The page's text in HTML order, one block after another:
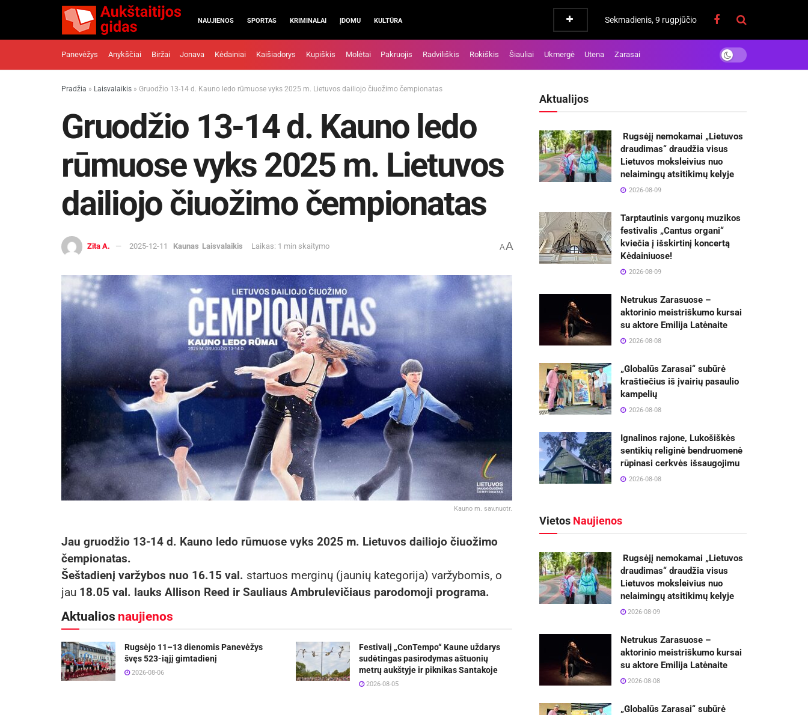
NAUJIENOS SPORTAS KRIMINALAI ĮDOMU KULTŪRA Sekmadienis, 9 rugpjūčio
Panevėžys Anykščiai Biržai Jonava Kėdainiai Kaišiadorys Kupiškis Molėtai Pakruojis Radviliškis Rokiškis Šiauliai Ukmergė Utena Zarasai
Pradžia » Laisvalaikis » Gruodžio 13-14 d. Kauno ledo rūmuose vyks 2025 m. Lietuvos dailiojo čiuožimo čempionatas
Gruodžio 13-14 d. Kauno ledo
rūmuose vyks 2025 m. Lietuvos
dailiojo čiuožimo čempionatas
Zita A. 2025-12-11 Kaunas Laisvalaikis Laikas: 1 min skaitymo AA
Kauno m. sav.nuotr.
Jau gruodžio 13-14 d. Kauno ledo rūmuose vyks 2025 m. Lietuvos dailiojo čiuožimo
čempionatas.
Šeštadienį varžybos nuo 16.15 val. startuos merginų (jaunių kategorija) varžybomis, o
jau 18.05 val. lauks Allison Reed ir Sauliaus Ambrulevičiaus parodomoji programa.
Aktualios naujienos
Rugsėjo 11–13 dienomis Panevėžys
švęs 523-iąjį gimtadienį
2026-08-06
Festivalį „ConTempo“ Kaune uždarys
sudėtingas pasirodymas aštuonių
metrų aukštyje ir piknikas Santakoje
2026-08-05
Aktualijos
Rugsėjį nemokamai „Lietuvos
draudimas“ draudžia visus
Lietuvos moksleivius nuo
nelaimingų atsitikimų kelyje
2026-08-09
Tarptautinis vargonų muzikos
festivalis „Cantus organi“
kviečia į išskirtinį koncertą
Kėdainiuose!
2026-08-09
Netrukus Zarasuose –
aktorinio meistriškumo kursai
su aktore Emilija Latėnaite
2026-08-08
„Globalūs Zarasai“ subūrė
kraštiečius iš įvairių pasaulio
kampelių
2026-08-08
Ignalinos rajone, Lukošiškės
sentikių religinė bendruomenė
rūpinasi cerkvės išsaugojimu
2026-08-08
Vietos Naujienos
Rugsėjį nemokamai „Lietuvos
draudimas“ draudžia visus
Lietuvos moksleivius nuo
nelaimingų atsitikimų kelyje
2026-08-09
Netrukus Zarasuose –
aktorinio meistriškumo kursai
su aktore Emilija Latėnaite
2026-08-08
„Globalūs Zarasai“ subūrė